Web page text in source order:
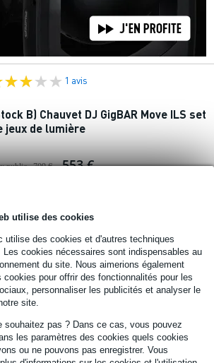
utilise des cookies
utilise des cookies et d'autres techniques
Les cookies nécessaires sont indispensables au
du site. Nous aimerions également
cookies pour offrir des fonctionnalités pour les
personnaliser les publicités et analyser le
site.
souhaitez pas ? Dans ce cas, vous pouvez
les paramètres des cookies quels cookies
ou ne pouvons pas enregistrer. Vous
1 avis
B) Chauvet DJ GigBAR Move ILS set
jeux de lumière
public 709 € 553 €
Ajouter au panier
1 avis
DJ GigBAR Move ILS set de jeux
lumière
709 €